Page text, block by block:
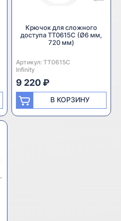
Крючок для сложного
доступа TT0615C (Ø6 мм,
720 мм)
Артикул: TT0615C
Производитель:
Infinity
9 220 ₽
В КОРЗИНУ